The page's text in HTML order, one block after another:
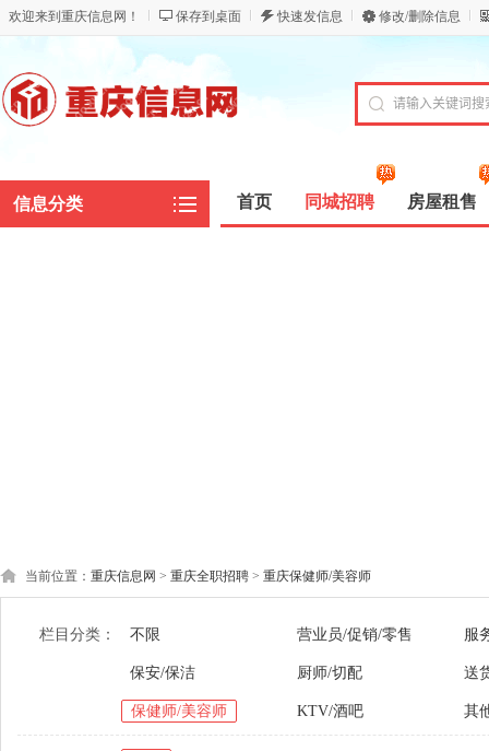
欢迎来到重庆信息网！ 保存到桌面 快速发信息 修改/删除信息
信息分类 首页 同城招聘 房屋租售
当前位置： 重庆信息网 > 重庆全职招聘 > 重庆保健师/美容师
栏目分类： 不限 营业员/促销/零售 服
保安/保洁 厨师/切配 送
保健师/美容师 KTV/酒吧 其